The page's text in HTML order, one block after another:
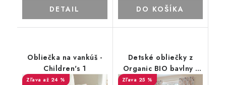
DETAIL DO KOŠÍKA
Obliečka na vankúš -
Children's 1
až 24 %
Detské obliečky z
Organic BIO bavlny -
Children's 15
25 %